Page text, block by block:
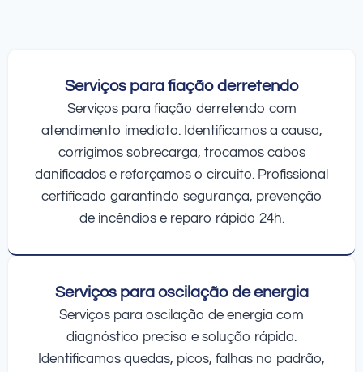
Serviços para fiação derretendo
Serviços para fiação derretendo com
atendimento imediato. Identificamos a causa,
corrigimos sobrecarga, trocamos cabos
danificados e reforçamos o circuito. Profissional
certificado garantindo segurança, prevenção
de incêndios e reparo rápido 24h.
Serviços para oscilação de energia
Serviços para oscilação de energia com
diagnóstico preciso e solução rápida.
Identificamos quedas, picos, falhas no padrão,